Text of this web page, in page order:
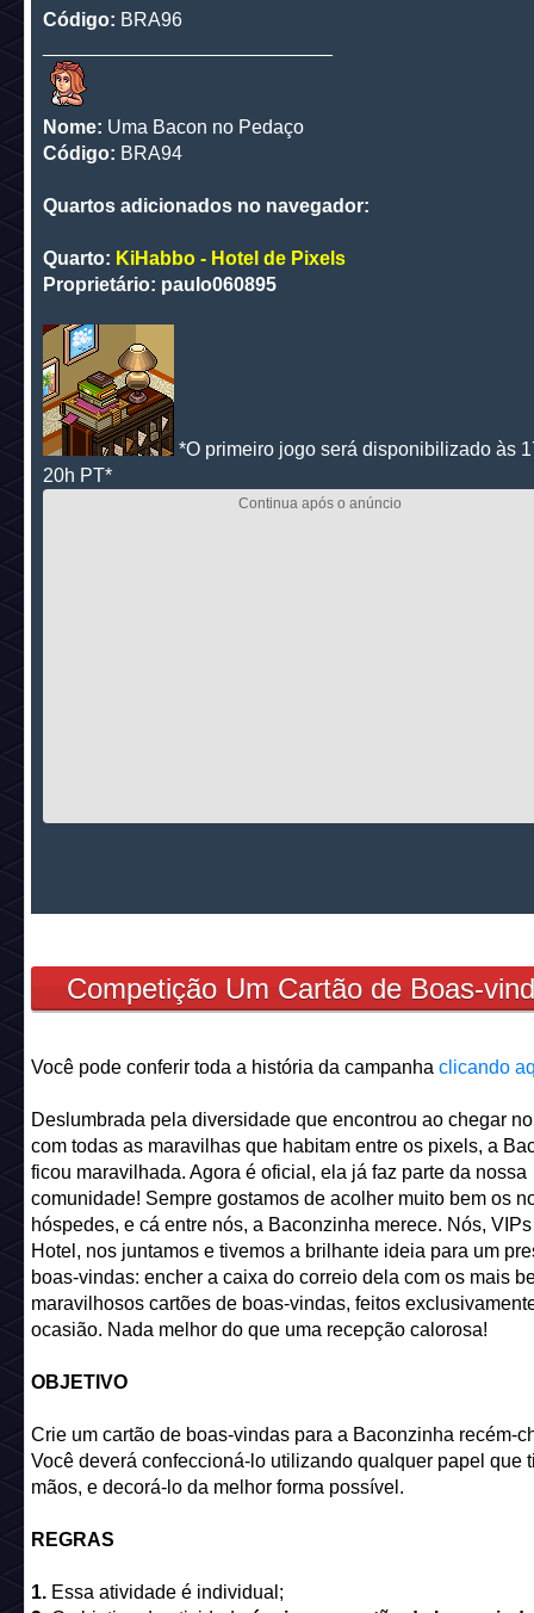
Código: BRA96
Nome: Uma Bacon no Pedaço
Código: BRA94
Quartos adicionados no navegador:
Quarto: KiHabbo - Hotel de Pixels
Proprietário: paulo060895
*O primeiro jogo será disponibilizado às
20h PT*
Competição Um Cartão de Boas-
Você pode conferir toda a história da campanha clicando
Deslumbrada pela diversidade que encontrou ao chegar
com todas as maravilhas que habitam entre os pixels, a
ficou maravilhada. Agora é oficial, ela já faz parte da nossa
comunidade! Sempre gostamos de acolher muito bem os
hóspedes, e cá entre nós, a Baconzinha merece. Nós,
Hotel, nos juntamos e tivemos a brilhante ideia para um
boas-vindas: encher a caixa do correio dela com os mais
maravilhosos cartões de boas-vindas, feitos
ocasião. Nada melhor do que uma recepção calorosa!
OBJETIVO
Crie um cartão de boas-vindas para a Baconzinha recém-
Você deverá confeccioná-lo utilizando qualquer papel que
mãos, e decorá-lo da melhor forma possível.
REGRAS
1. Essa atividade é individual;